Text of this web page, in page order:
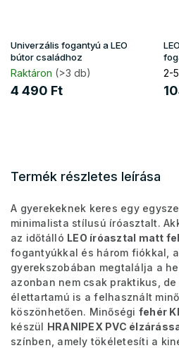
Univerzális fogantyú a LEO
bútor családhoz
Raktáron (>3 db)
4 490 Ft
2-
Termék részletes leírása
A gyerekeknek keres egy
minimalista stílusú íróasztalt.
az időtálló LEO íróasztal matt
fogantyúkkal és három fiókkal,
gyerekszobában megtalálja a
azonban nem csak praktikus,
élettartamú is a felhasznált
köszönhetően. Minőségi fehér
készül HRANIPEX PVC
színben, amely tökéletesíti a